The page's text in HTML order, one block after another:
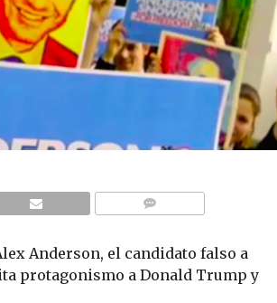
Anderson, el candidato falso a
protagonismo a Donald Trump y